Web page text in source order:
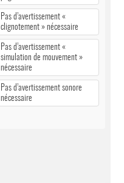
Pas d’avertissement «
clignotement » nécessaire
Pas d’avertissement «
simulation de mouvement »
nécessaire
Pas d’avertissement sonore
nécessaire